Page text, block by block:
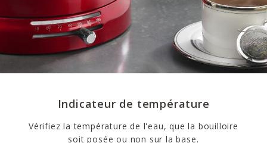
Indicateur de température
Vérifiez la température de l'eau, que la bouilloire
soit posée ou non sur la base.